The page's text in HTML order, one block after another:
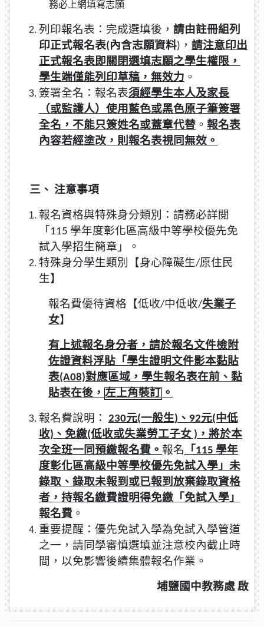
務必上網填寫志願
列印報名表：完成選填後， 請由註冊組列
印正式報名表(內含志願資料)， 請注意印出
正式報名表即關閉選填志願之學生權限，
學生端僅能列印草稿，無效力 。
簽署全名：報名表須經學生本人及家長
（或監護人）使用藍色或黑色原子筆簽署
全名，不能只簽姓名或蓋章代替 。 報名表
內容若經塗改，則報名表視同無效。
三、 注意事項
報名資格與特殊身分類別：請務必詳閱
「115 學年度彰化區高級中等學校優先免
試入學招生簡章」。
特殊身分學生類別【身心障礙生/原住民
生】
報名費優待資格【低收/中低收/失業子
女】
有上述報名身分者，請於報名文件檢附
佐證資料浮貼「學生證明文件影本黏貼
表(A08)對應區域，學生報名表在前、黏
貼表在後， 左上角裝訂 。
報名費說明： 230元(一般生)、92元(中低
收)、免繳(低收或失業勞工子女 )，將於本
次全班一同預繳報名費。 報名
「115 學年
度彰化區高級中等學校優先免試入學」未
錄取、錄取未報到或已報到放棄錄取資格
者，持報名繳費證明得免繳「免試入學」
報名費 。
重要提醒：優先免試入學為免試入學管道
之一，請同學審慎選填並注意校內截止時
間，以免影響後續集體報名作業。
埔鹽國中教務處 啟